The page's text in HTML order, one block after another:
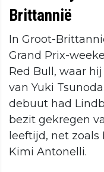
Brittannië
In Groot-
Grand Prix-
Red Bull, waar
van Yuki
debuut had
bezit gekregen
leeftijd, net
Kimi Antonelli.